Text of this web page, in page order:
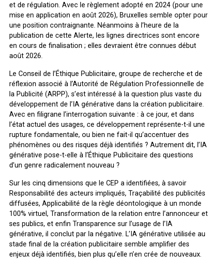
et de régulation. Avec le règlement adopté en 2024 (pour une
mise en application en août 2026), Bruxelles semble opter pour
une position contraignante. Néanmoins à l’heure de la
publication de cette Alerte, les lignes directrices sont encore
en cours de finalisation ; elles devraient être connues début
août 2026.
Le Conseil de l’Éthique Publicitaire, groupe de recherche et de
réflexion associé à l’Autorité de Régulation Professionnelle de
la Publicité (ARPP), s’est intéressé à la question plus vaste du
développement de l’IA générative dans la création publicitaire.
Avec en filigrane l’interrogation suivante : à ce jour, et dans
l’état actuel des usages, ce développement représente-t-il une
rupture fondamentale, ou bien ne fait-il qu’accentuer des
phénomènes ou des risques déjà identifiés ? Autrement dit, l’IA
générative pose-t-elle à l’Éthique Publicitaire des questions
d’un genre radicalement nouveau ?
Sur les cinq dimensions que le CEP a identifiées, à savoir
Responsabilité des acteurs impliqués, Traçabilité des publicités
diffusées, Applicabilité de la règle déontologique à un monde
100% virtuel, Transformation de la relation entre l’annonceur et
ses publics, et enfin Transparence sur l’usage de l’IA
générative, il conclut par la négative. L’IA générative utilisée au
stade final de la création publicitaire semble amplifier des
enjeux déjà identifiés, bien plus qu’elle n’en crée de nouveaux.